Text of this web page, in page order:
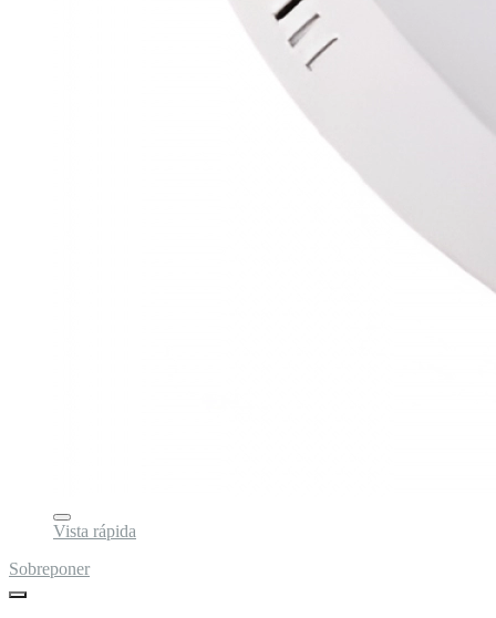
Vista rápida
Sobreponer